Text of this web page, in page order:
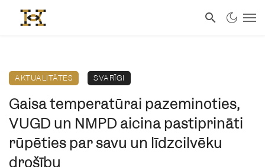
AKTUALITĀTES SVARĪGI
Gaisa temperatūrai pazeminoties,
VUGD un NMPD aicina pastiprināti
rūpēties par savu un līdzcilvēku
drošību